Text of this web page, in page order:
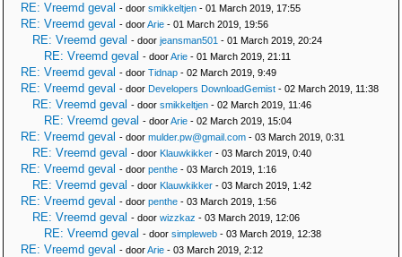
RE: Vreemd geval - door smikkeltjen - 01 March 2019, 17:55
RE: Vreemd geval - doorArie - 01 March 2019, 19:56
RE: Vreemd geval - door jeansman501 - 01 March 2019, 20:24
RE: Vreemd geval - doorArie - 01 March 2019, 21:11
RE: Vreemd geval - door Tidnap - 02 March 2019, 9:49
RE: Vreemd geval - door Developers DownloadGemist - 02 March 2019, 11:38
RE: Vreemd geval - door smikkeltjen - 02 March 2019, 11:46
RE: Vreemd geval - doorArie - 02 March 2019, 15:04
RE: Vreemd geval - door mulder.pw@gmail.com - 03 March 2019, 0:31
RE: Vreemd geval - door Klauwkikker - 03 March 2019, 0:40
RE: Vreemd geval - door penthe - 03 March 2019, 1:16
RE: Vreemd geval - door Klauwkikker - 03 March 2019, 1:42
RE: Vreemd geval - door penthe - 03 March 2019, 1:56
RE: Vreemd geval - door wizzkaz - 03 March 2019, 12:06
RE: Vreemd geval - door simpleweb - 03 March 2019, 12:38
RE: Vreemd geval - doorArie - 03 March 2019, 2:12